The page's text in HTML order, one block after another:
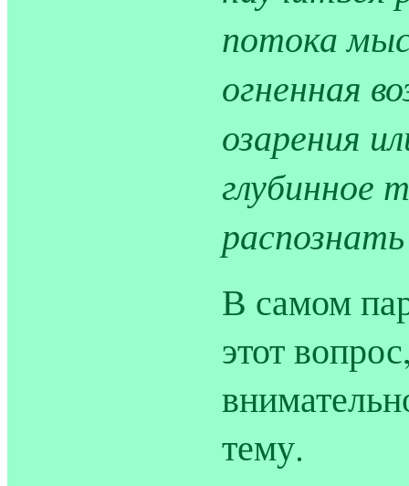
потока
огненная
озарения
глубинное
В самом
этот
тему.